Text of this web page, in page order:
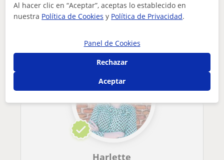
Otros profesores de Inglés en Seseña que
Harlette
Al hacer clic en “Aceptar”, aceptas lo establecido en
nuestra Política de Cookies y Política de Privacidad.
Panel de Cookies
Rechazar
Aceptar